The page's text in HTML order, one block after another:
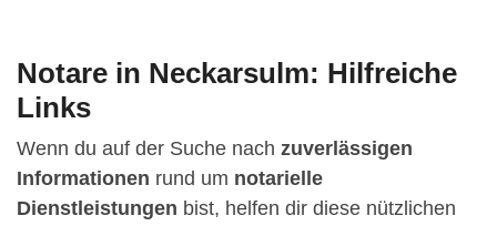
Notare in Neckarsulm: Hilfreiche
Links
Wenn du auf der Suche nach zuverlässigen
Informationen rund um notarielle
Dienstleistungen bist, helfen dir diese nützlichen